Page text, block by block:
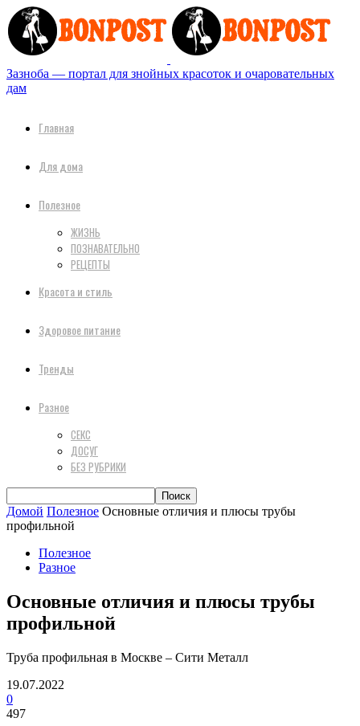
Зазноба — портал для знойных красоток и очаровательных
дам
Главная
Для дома
Полезное
ЖИЗНЬ
ПОЗНАВАТЕЛЬНО
РЕЦЕПТЫ
Красота и стиль
Здоровое питание
Тренды
Разное
СЕКС
ДОСУГ
БЕЗ РУБРИКИ
Домой Полезное Основные отличия и плюсы трубы
профильной
Полезное
Разное
Основные отличия и плюсы трубы
профильной
Труба профильная в Москве – Сити Металл
19.07.2022
0
497